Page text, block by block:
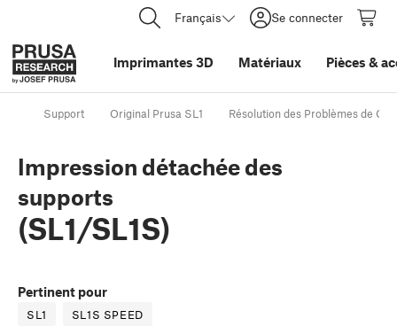
Français Se connecter
Imprimantes 3D Matériaux Pièces &
Support Original Prusa SL1 Résolution des Problèmes de
Impression détachée des
supports
(SL1/SL1S)
Pertinent pour
SL1 SL1S SPEED